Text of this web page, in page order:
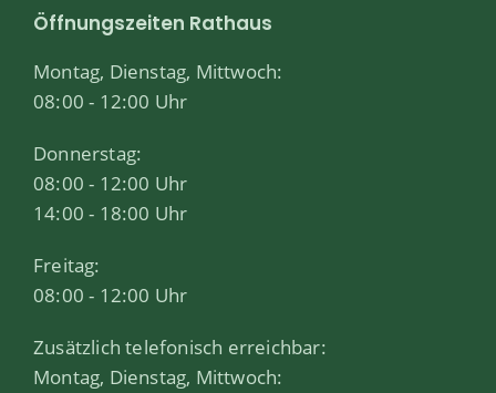
Öffnungszeiten Rathaus
Montag, Dienstag, Mittwoch:
08:00 - 12:00 Uhr
Donnerstag:
08:00 - 12:00 Uhr
14:00 - 18:00 Uhr
Freitag:
08:00 - 12:00 Uhr
Zusätzlich telefonisch erreichbar:
Montag, Dienstag, Mittwoch: